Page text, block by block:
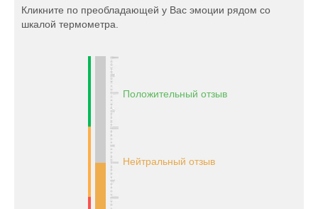
Кликните по преобладающей у Вас эмоции рядом со
шкалой термометра.
Положительный отзыв
Нейтральный отзыв